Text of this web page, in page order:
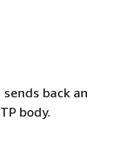
back an
body.